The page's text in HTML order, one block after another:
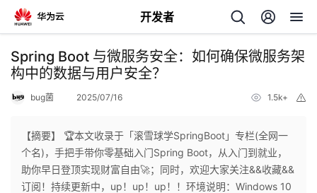
开发者
返
回
个
Spring Boot 与微服务安全：如何确保微服务架
构中的数据与用户安全？
bug菌 2025/07/16 1.5k+
【摘要】 🏆本文收录于「滚雪球学SpringBoot」专栏(全网一
个名)，手把手带你零基础入门Spring Boot，从入门到就业，
助你早日登顶实现财富自由🚀；同时，欢迎大家关注&&收藏&&
订阅！持续更新中，up！up！up！！环境说明：Windows 10